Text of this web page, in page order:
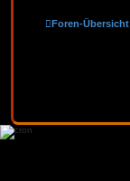
Foren-Übersicht